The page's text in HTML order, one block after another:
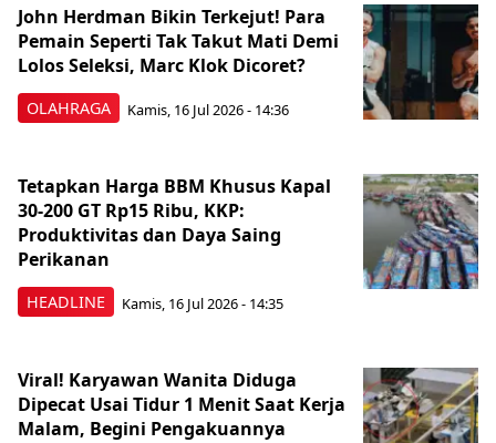
OLAHRAGA
John Herdman Bikin Terkejut! Para
Pemain Seperti Tak Takut Mati Demi
Lolos Seleksi, Marc Klok Dicoret?
Kamis, 16 Jul 2026 - 14:36
HEADLINE
Tetapkan Harga BBM Khusus Kapal
30-200 GT Rp15 Ribu, KKP:
Produktivitas dan Daya Saing
Perikanan
Kamis, 16 Jul 2026 - 14:35
Viral! Karyawan Wanita Diduga
Dipecat Usai Tidur 1 Menit Saat Kerja
Malam, Begini Pengakuannya